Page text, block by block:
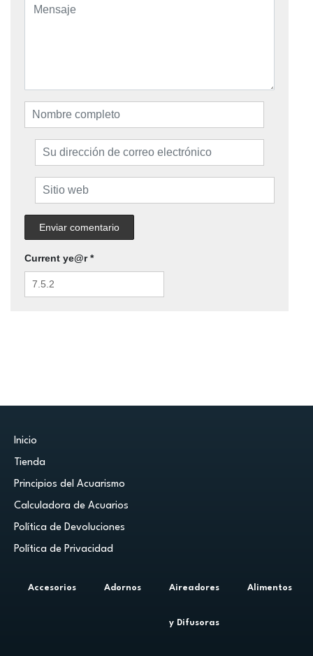
Current ye@r*
Inicio
Tienda
Principios del Acuarismo
Calculadora de Acuarios
Política de Devoluciones
Política de Privacidad
Accesorios Adornos Aireadores
y Difusoras
Alimentos